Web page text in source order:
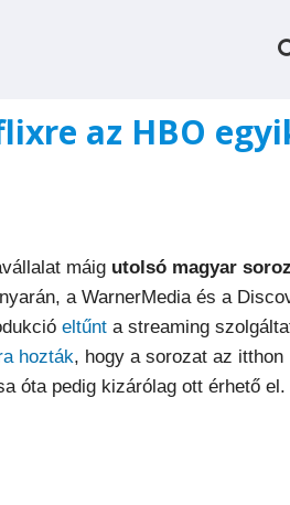
az HBO
máig utolsó magyar
a WarnerMedia és a
eltűnt a streaming
hozták, hogy a sorozat az itthon
óta pedig kizárólag ott érhető el.